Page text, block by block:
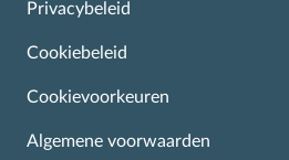
Privacybeleid
Cookiebeleid
Cookievoorkeuren
Algemene voorwaarden